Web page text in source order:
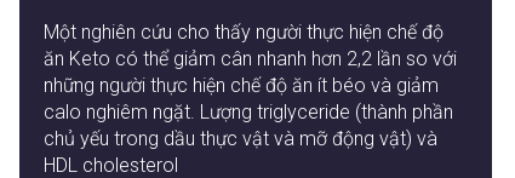
Một nghiên cứu cho thấy người thực hiện chế độ
ăn Keto có thể giảm cân nhanh hơn 2,2 lần so với
những người thực hiện chế độ ăn ít béo và giảm
calo nghiêm ngặt. Lượng triglyceride (thành phần
chủ yếu trong dầu thực vật và mỡ động vật) và
HDL cholesterol